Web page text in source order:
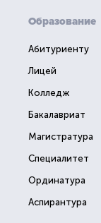
Образование
Абитуриенту
Лицей
Колледж
Бакалавриат
Магистратура
Специалитет
Ординатура
Аспирантура